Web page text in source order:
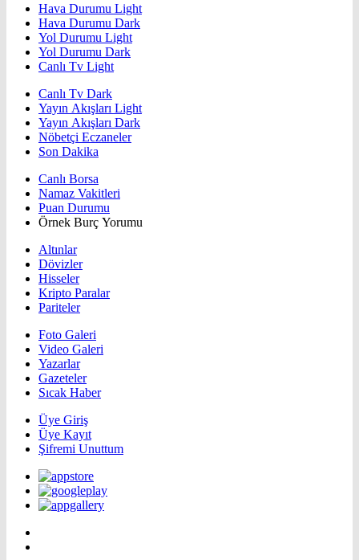
Hava Durumu Light
Hava Durumu Dark
Yol Durumu Light
Yol Durumu Dark
Canlı Tv Light
Canlı Tv Dark
Yayın Akışları Light
Yayın Akışları Dark
Nöbetçi Eczaneler
Son Dakika
Canlı Borsa
Namaz Vakitleri
Puan Durumu
Örnek Burç Yorumu
Altınlar
Dövizler
Hisseler
Kripto Paralar
Pariteler
Foto Galeri
Video Galeri
Yazarlar
Gazeteler
Sıcak Haber
Üye Giriş
Üye Kayıt
Şifremi Unuttum